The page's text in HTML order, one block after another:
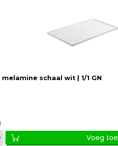
schaal wit | 1/1 GN
Voeg toe